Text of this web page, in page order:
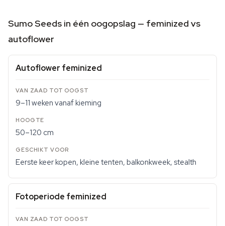
Sumo Seeds in één oogopslag — feminized vs
autoflower
Autoflower feminized
9–11 weken vanaf kieming
50–120 cm
Eerste keer kopen, kleine tenten, balkonkweek, stealth
Fotoperiode feminized